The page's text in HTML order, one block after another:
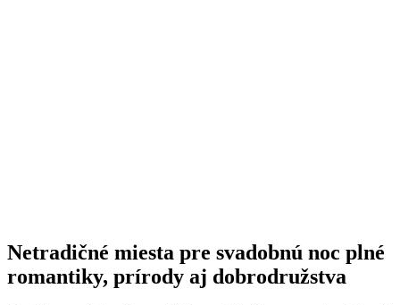
Netradičné miesta pre svadobnú noc plné
romantiky, prírody aj dobrodružstva